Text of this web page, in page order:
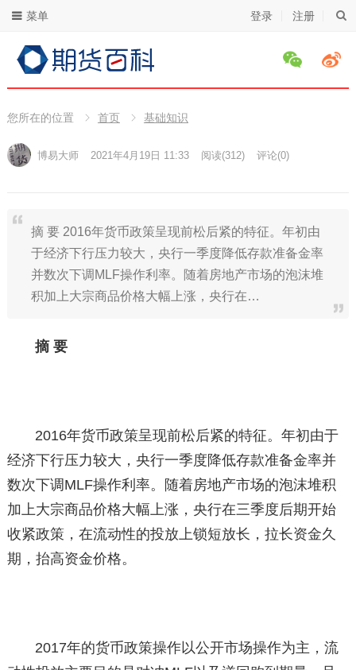
登录 注册
菜单
您所在的位置 首页 基础知识
博易大师 2021年4月19日 11:33 阅读(312) 评论(0)
摘 要 2016年货币政策呈现前松后紧的特征。年初由
于经济下行压力较大，央行一季度降低存款准备金率
并数次下调MLF操作利率。随着房地产市场的泡沫堆
积加上大宗商品价格大幅上涨，央行在…
摘 要
2016年货币政策呈现前松后紧的特征。年初由于
经济下行压力较大，央行一季度降低存款准备金率并
数次下调MLF操作利率。随着房地产市场的泡沫堆积
加上大宗商品价格大幅上涨，央行在三季度后期开始
收紧政策，在流动性的投放上锁短放长，拉长资金久
期，抬高资金价格。
2017年的货币政策操作以公开市场操作为主，流